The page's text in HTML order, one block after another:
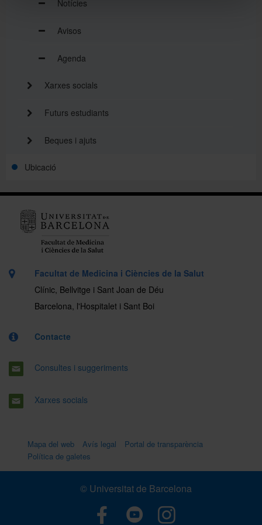
Notícies
Avisos
Agenda
Xarxes socials
Futurs estudiants
Beques i ajuts
Ubicació
Facultat de Medicina i Ciències de la Salut
Clínic, Bellvitge i Sant Joan de Déu
Barcelona, l'Hospitalet i Sant Boi
Contacte
Consultes i suggeriments
Xarxes socials
Mapa del web Avís legal
Portal de transparència
Política de galetes
© Universitat de Barcelona